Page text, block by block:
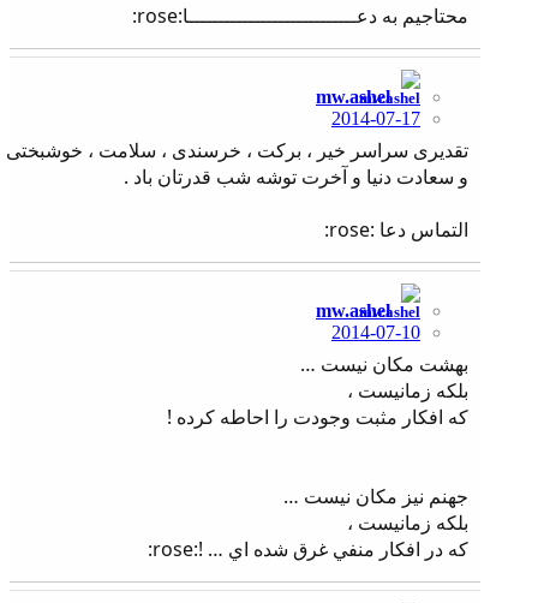
محتاجیم به دعــــــــــــــــــــــــــــا:rose:
mw.ashel
2014-07-17
تقدیری سراسر خیر ، برکت ، خرسندی ، سلامت ، خوشبختی
و سعادت دنیا و آخرت توشه شب قدرتان باد .
التماس دعا :rose:
mw.ashel
2014-07-10
بهشت مکان نیست …
بلكه زمانیست ،
که افکار مثبت وجودت را احاطه كرده !
جهنم نیز مکان نیست …
بلكه زمانیست ،
که در افكار منفي غرق شده اي … !:rose: